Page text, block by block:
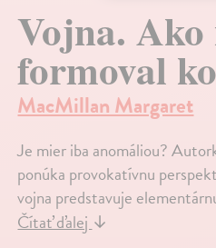
Vojna. Ako
formoval
MacMillan Margaret
Je mier iba anomáliou?
ponúka provokatívnu
vojna predstavuje
Čítať ďalej↓